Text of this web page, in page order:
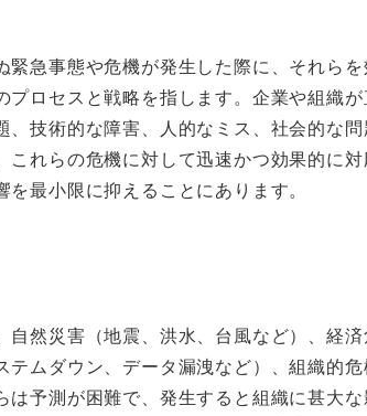
急事態や危機が発生した際に、それらを
ロセスと戦略を指します。企業や組織
技術的な障害、人的なミス、社会的な問
れらの危機に対して迅速かつ効果的に
最小限に抑えることにあります。
自然災害（地震、洪水、台風など）、経
ムダウン、データ漏洩など）、組織的
予測が困難で、発生すると組織に甚大